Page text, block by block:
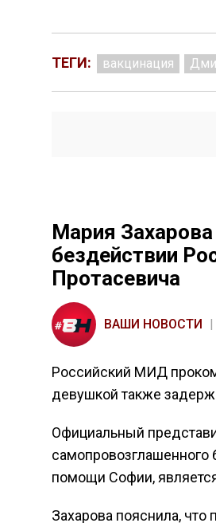
ТЕГИ: вакцинация
Мария
бездействии
Протасевича
ВАШИ НОВОСТИ
Российский МИД
девушкой также
Официальный
самопровозглашенного
помощи Софии,
Захарова пояснила, что